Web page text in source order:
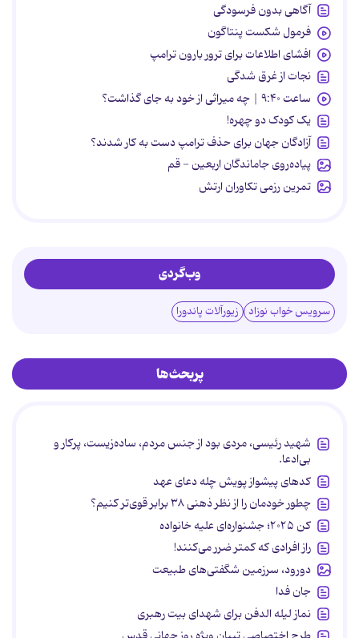
آگاهی بدون فرسودگی
فرمول شکست پنتاگون
افشای اطلاعات برای ترور بارون ترامپ
نجات از غرق شدگی
ساعت ۹:۴۰ | چه میراثی از خود به جای گذاشت؟
یک کودک دو چهره!
آزادگان جهان برای حذف ترامپ دست به کار شدند؟
پیاده‌روی جاماندگان اربعین - قم
تمرین رزمی تکاوران ارتش
وب‌گردی
سرویس خواب نوزاد زیورآلات پاندورا
پربحث‌ها
شهید رئیسی، مردی بود از جنس مردم، ساده‌زیست، پرکار و
بی‌ادعا.
کدهای پیشواز پویش چله دعای عهد
چطور خودمان را از نظر ذهنی ۳۸ برابر قوی‌تر کنیم؟
کن ۲۰۲۵؛ جشنواره‌ای علیه خانواده
راز افرادی که کمتر ضرر می‌کنند!
دورود، سرزمین شگفتی‌های طبیعت
جان فدا
نماز لیله الدفن برای شهدای بیت رهبری